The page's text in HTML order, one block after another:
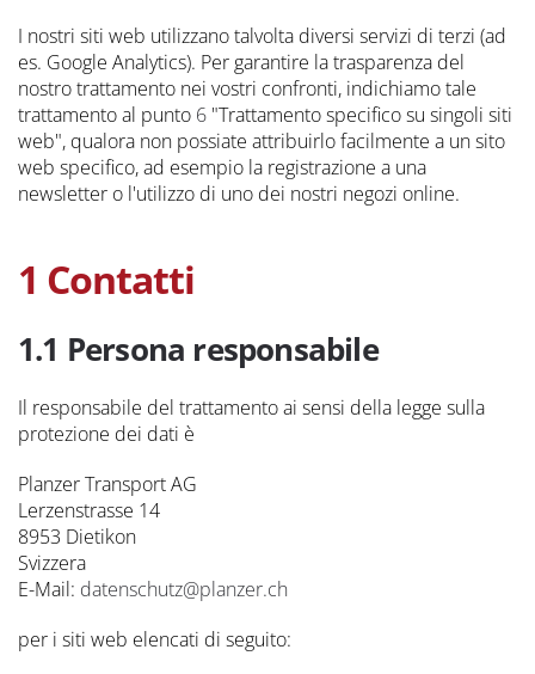
I nostri siti web utilizzano talvolta diversi servizi di terzi (ad
es. Google Analytics). Per garantire la trasparenza del
nostro trattamento nei vostri confronti, indichiamo tale
trattamento al punto 6 "Trattamento specifico su singoli siti
web", qualora non possiate attribuirlo facilmente a un sito
web specifico, ad esempio la registrazione a una
newsletter o l'utilizzo di uno dei nostri negozi online.
1 Contatti
1.1 Persona responsabile
Il responsabile del trattamento ai sensi della legge sulla
protezione dei dati è
Planzer Transport AG
Lerzenstrasse 14
8953 Dietikon
Svizzera
E-Mail: datenschutz@planzer.ch
per i siti web elencati di seguito: